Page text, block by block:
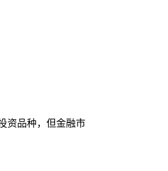
资品种，但金融市